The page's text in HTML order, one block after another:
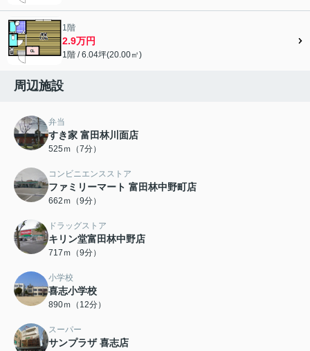
1階
2.9万円
1階 / 6.04坪(20.00㎡)
周辺施設
弁当
すき家 富田林川面店
525ｍ（7分）
コンビニエンスストア
ファミリーマート 富田林中野町店
662ｍ（9分）
ドラッグストア
キリン堂富田林中野店
717ｍ（9分）
小学校
喜志小学校
890ｍ（12分）
スーパー
サンプラザ 喜志店